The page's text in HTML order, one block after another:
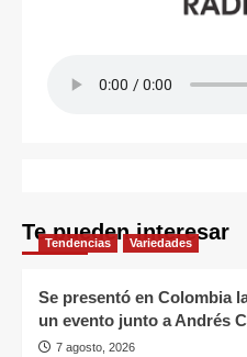
Te pueden interesar
Tendencias Variedades
Se presentó en Colombia
un evento junto a Andrés
7 agosto, 2026